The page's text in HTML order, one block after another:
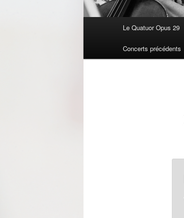
Le Quatuor Opus 29
Concerts précédents